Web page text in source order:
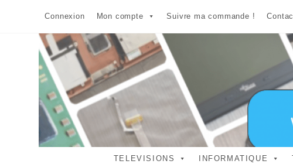
Connexion Mon compte Suivre ma commande !
TELEVISIONS INFORMATIQUE